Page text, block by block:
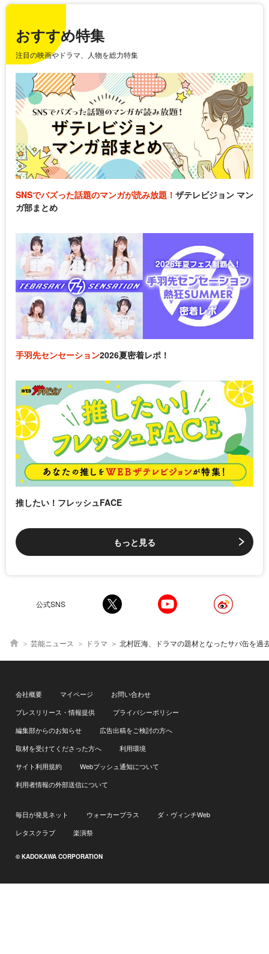
おすすめ特集
注目の映画やドラマ、人物を総力特集
SNSでバズった話題のマンガが読み放題！ ザテレビジョン マン
ガ部まとめ
手羽先センセーション2026夏密着レポ！
推したい！フレッシュFACE
もっと見る
公式SNS
芸能ニュース ドラマ 北村匠海、ドラマの題材となったサバ缶を過去に食べていた「不思議な縁を感じました」＜サバ缶、宇宙
会社概要 マイページ
お問い合わせ
プレスリリース・情報提供
プライバシーポリシー
編集部からのお知らせ
広告出稿をご検討の方へ
取材を受けてくださった方へ
利用環境
サイト利用規約
Webプッシュ通知について
利用者情報の外部送信について
毎日が発見ネット ウォーカープラス
ダ・ヴィンチWeb
レタスクラブ
楽演祭
© KADOKAWA CORPORATION